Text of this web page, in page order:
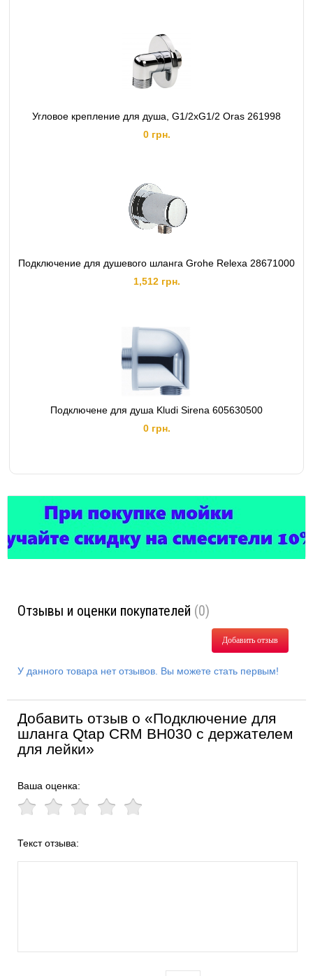
Угловое крепление для душа, G1/2xG1/2 Oras 261998
0 грн.
Подключение для душевого шланга Grohe Relexa 28671000
1,512 грн.
Подключене для душа Kludi Sirena 605630500
0 грн.
Отзывы и оценки покупателей (0)
Добавить отзыв
У данного товара нет отзывов. Вы можете стать первым!
Добавить отзыв о «Подключение для
шланга Qtap CRM BH030 с держателем
для лейки»
Ваша оценка:
Текст отзыва: